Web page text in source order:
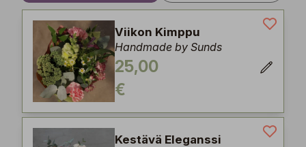
Viikon Kimppu
Handmade by Sunds
25,00
€
Kestävä Eleganssi